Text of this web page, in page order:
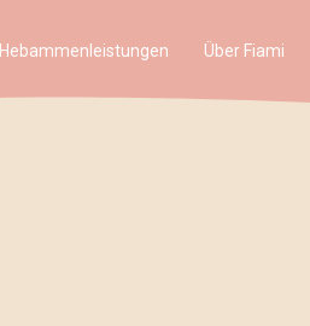
Hebammenleistungen Über Fiami